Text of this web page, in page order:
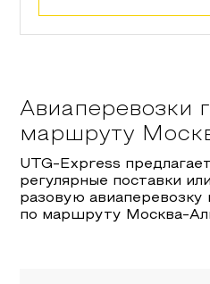
Авиаперевозки
маршруту
UTG-Express
регулярные поставки
разовую авиаперевозку
по маршруту
Москва-